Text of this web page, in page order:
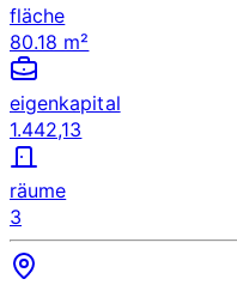
fläche
80.18 m²
eigenkapital
1.442,13
räume
3